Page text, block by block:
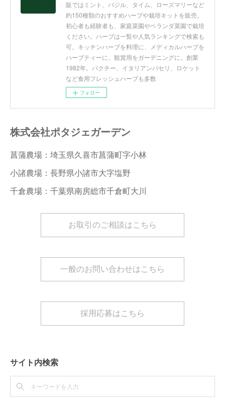
販ではミント、バジル、タイム、ローズマリーなど
約150種類のおすすめハーブや栽培キットを販売。
初心者も経験者も、家庭菜園やベランダ菜園で栽培
ください。ハーブは一覧や人気ランキングで検索も
可。キッチンハーブを料理に、メディカルハーブを
ハーブティーに、観賞用をガーデニングに。創業
1982年。パクチー、イタリアンパセリ、ロケット
など食用フレッシュハーブも多数
フォロー
株式会社ポタジェガーデン
菖蒲農場：埼玉県久喜市菖蒲町字小林
小諸農場：長野県小諸市大字塩野
千倉農場：千葉県南房総市千倉町大川
お取引のご相談はこちら
一般のお問い合わせはこちら
採用応募はこちら
サイト内検索